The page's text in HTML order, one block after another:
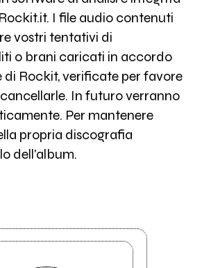
I file audio contenuti
vostri tentativi di
o brani caricati in accordo
di Rockit, verificate per favore
In futuro verranno
Per mantenere
propria discografia
dell'album.